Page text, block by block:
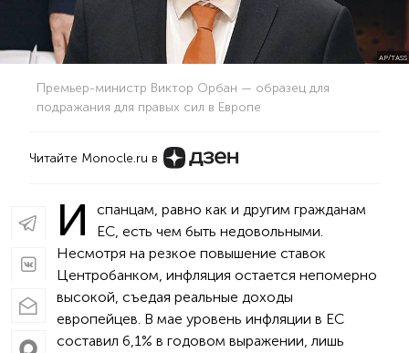
AP/TASS
Премьер-министр Виктор Орбан — образец для
подражания для правых сил в Европе
Читайте Monocle.ru в
И
спанцам, равно как и другим гражданам
ЕС, есть чем быть недовольными.
Несмотря на резкое повышение ставок
Центробанком, инфляция остается непомерно
высокой, съедая реальные доходы
европейцев. В мае уровень инфляции в ЕС
составил 6,1% в годовом выражении, лишь